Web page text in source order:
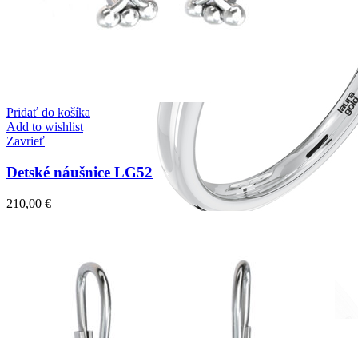
Pridať do košíka
Add to wishlist
Zavrieť
Detské náušnice LG52
210,00 €